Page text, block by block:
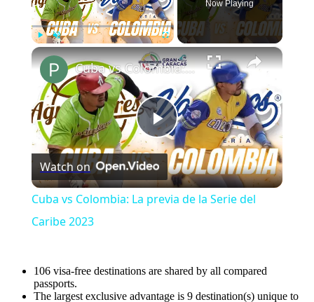
Now Playing
×
Play
Video
Cuba vs Colombia: La previa de la Serie del Caribe 2023
Watch on
Cuba vs Colombia: La previa de la Serie del
Caribe 2023
106 visa-free destinations are shared by all compared
passports.
The largest exclusive advantage is 9 destination(s) unique to